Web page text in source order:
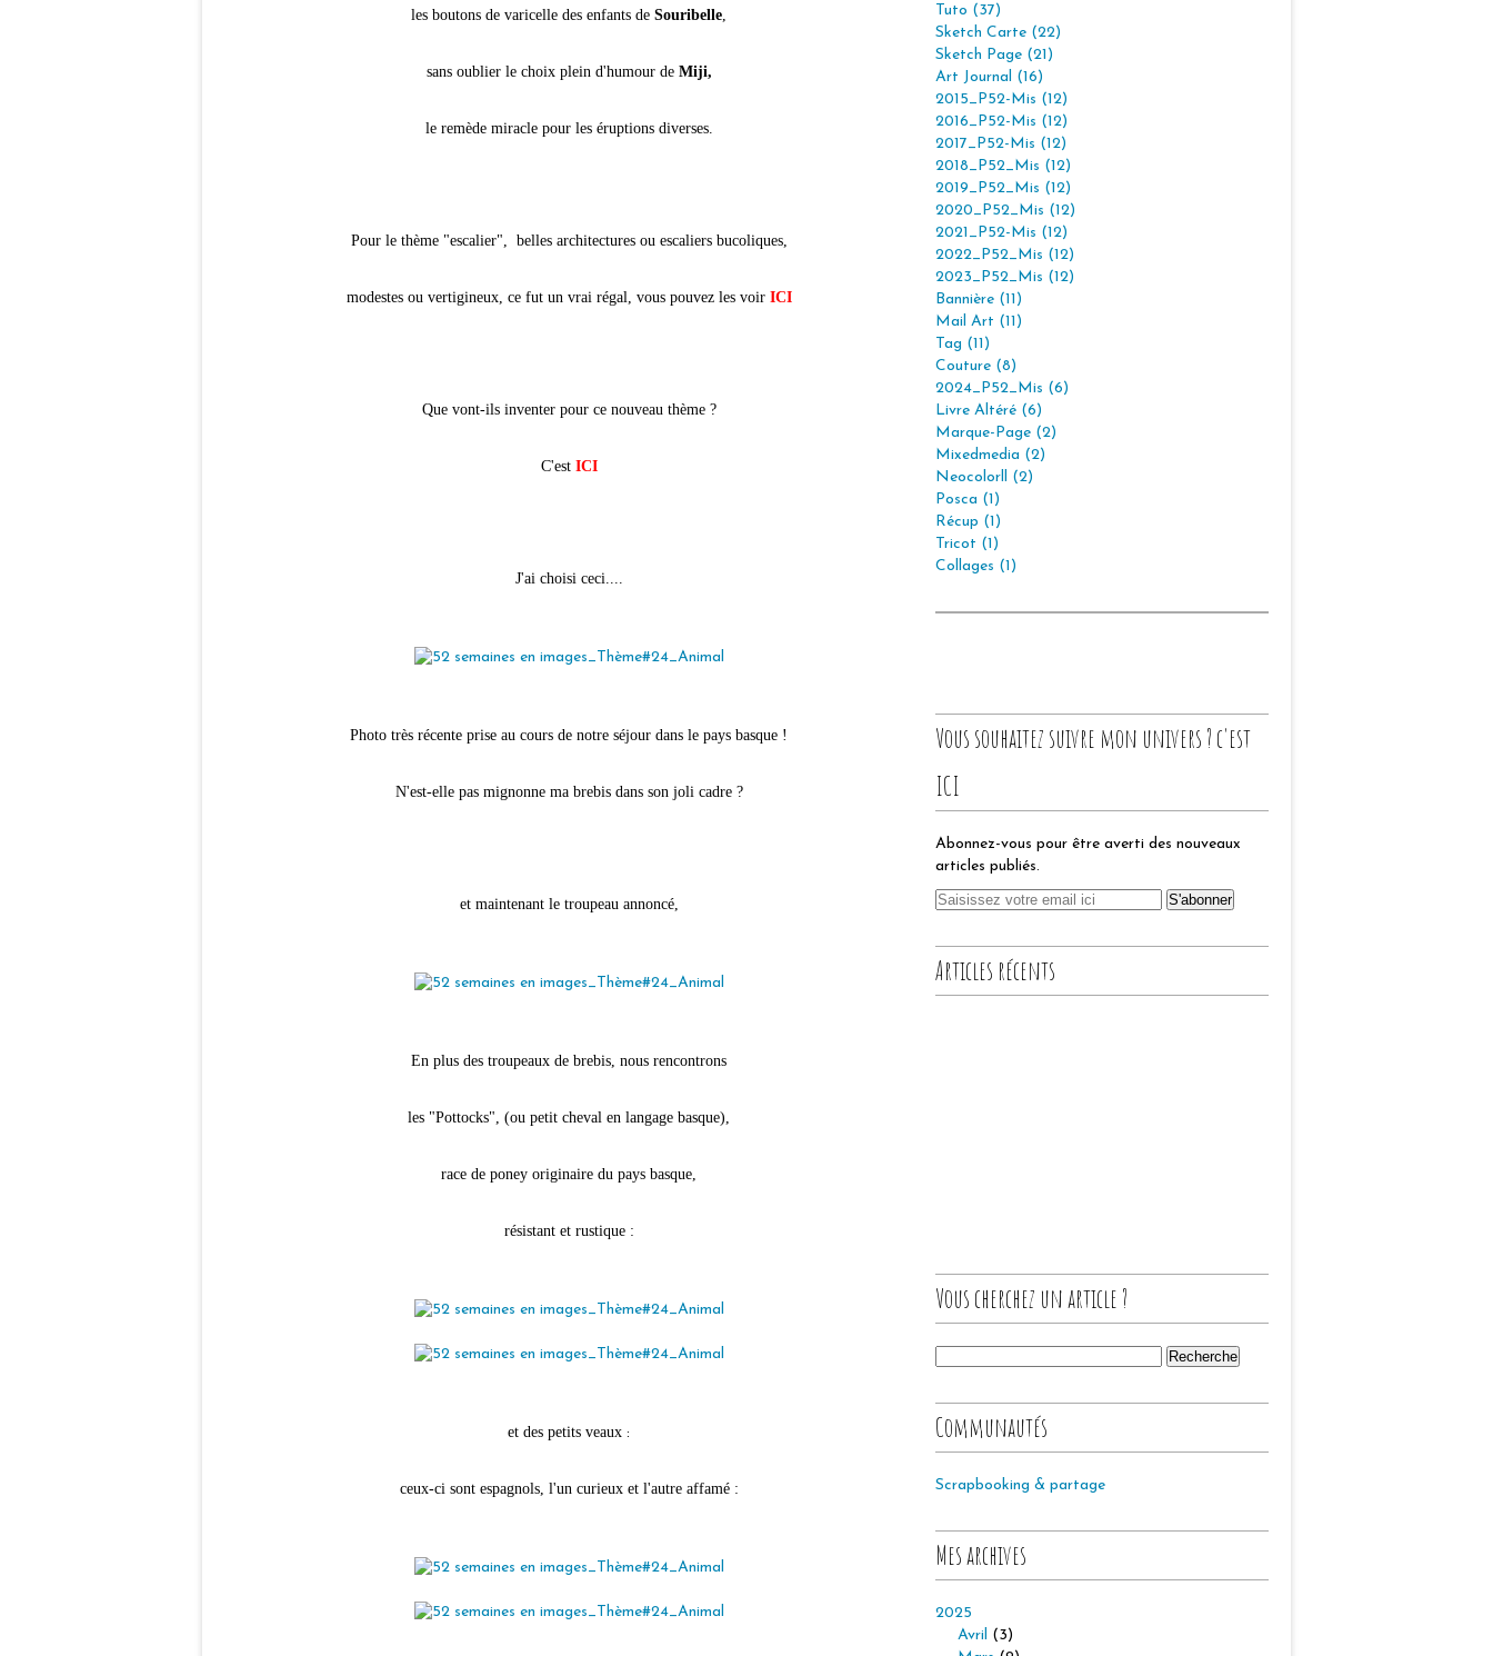
les boutons de varicelle des enfants de Souribelle,
sans oublier le choix plein d'humour de Miji,
le remède miracle pour les éruptions diverses.
Pour le thème "escalier", belles architectures ou escaliers bucoliques,
modestes ou vertigineux, ce fut un vrai régal, vous pouvez les voir ICI
Que vont-ils inventer pour ce nouveau thème ?
C'est ICI
J'ai choisi ceci....
Photo très récente prise au cours de notre séjour dans le pays basque !
N'est-elle pas mignonne ma brebis dans son joli cadre ?
et maintenant le troupeau annoncé,
En plus des troupeaux de brebis, nous rencontrons
les "Pottocks", (ou petit cheval en langage basque),
race de poney originaire du pays basque,
résistant et rustique :
et des petits veaux :
ceux-ci sont espagnols, l'un curieux et l'autre affamé :
Tuto (37)
Sketch Carte (22)
Sketch Page (21)
Art Journal (16)
2015_P52-Mis (12)
2016_P52-Mis (12)
2017_P52-Mis (12)
2018_P52_Mis (12)
2019_P52_Mis (12)
2020_P52_Mis (12)
2021_P52-Mis (12)
2022_P52_Mis (12)
2023_P52_Mis (12)
Bannière (11)
Mail Art (11)
Tag (11)
Couture (8)
2024_P52_Mis (6)
Livre Altéré (6)
Marque-Page (2)
Mixedmedia (2)
Neocolorll (2)
Posca (1)
Récup (1)
Tricot (1)
Collages (1)
Vous souhaitez suivre mon univers ? c'est
ICI
Abonnez-vous pour être averti des nouveaux
articles publiés.
Articles récents
Vous cherchez un article ?
Communautés
Scrapbooking & partage
Mes archives
2025
Avril (3)